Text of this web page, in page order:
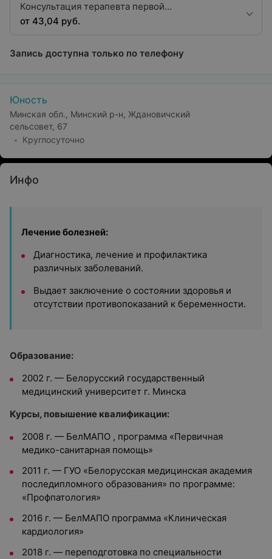
Консультация терапевта первой
квалификационной категории
от 43,04 руб.
Запись доступна только по телефону
Юность
Минская обл., Минский р-н, Ждановичский
сельсовет, 67
Круглосуточно
Инфо
Лечение болезней:
Диагностика, лечение и профилактика
различных заболеваний.
Выдает заключение о состоянии здоровья и
отсутствии противопоказаний к беременности.
Образование:
2002 г. — Белорусский государственный
медицинский университет г. Минска
Курсы, повышение квалификации:
2008 г. — БелМАПО , программа «Первичная
медико-санитарная помощь»
2011 г. — ГУО «Белорусская медицинская академия
последипломного образования» по программе:
«Профпатология»
2016 г. — БелМАПО программа «Клиническая
кардиология»
2018 г. — переподготовка по специальности